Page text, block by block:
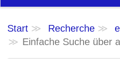
Start Recherche
Einfache Suche über